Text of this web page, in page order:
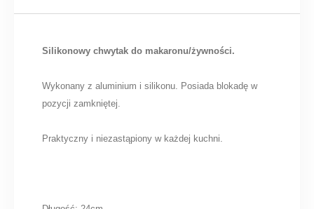
Silikonowy chwytak do makaronu/żywności.
Wykonany z aluminium i silikonu. Posiada blokadę w
pozycji zamkniętej.
Praktyczny i niezastąpiony w każdej kuchni.